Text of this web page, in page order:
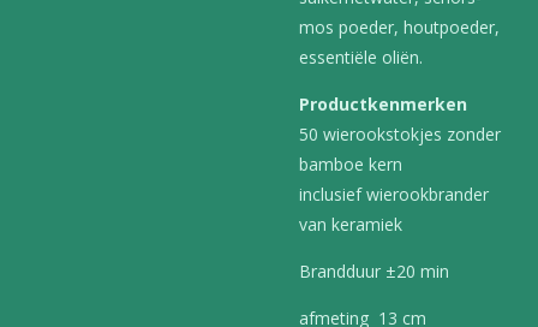
mos poeder, houtpoeder,
essentiële oliën.
Productkenmerken
50 wierookstokjes zonder
bamboe kern
inclusief wierookbrander
van keramiek
Brandduur ±20 min
afmeting 13 cm